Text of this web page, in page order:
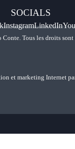
SOCIALS
InstagramLinkedIn
Tous les droits sont
et marketing Internet